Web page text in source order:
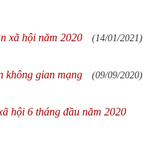
xã hội năm 2020 (14/01/2021)
không gian mạng (09/09/2020)
hội 6 tháng đầu năm 2020